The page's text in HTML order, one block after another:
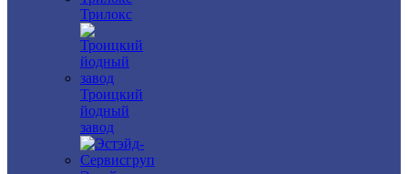
Трилокс
Троицкий
йодный
завод